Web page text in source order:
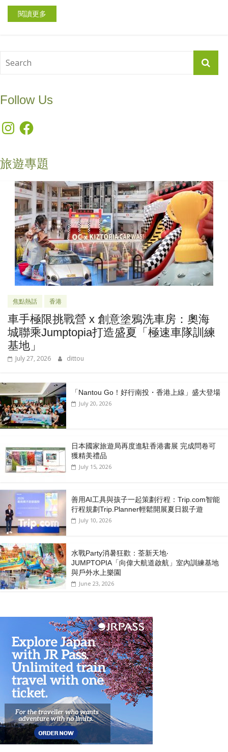
閱讀更多
Follow Us
InstagramFacebook
旅遊專題
焦點熱話 香港
車手極限挑戰營 x 創意塗鴉洗車房：奧海
城聯乘Jumptopia打造盛夏「極速車隊訓練
基地」
July 27, 2026 dittou
「Nantou Go！好行南投・香港上線」盛大登場
July 20, 2026
日本國家旅遊局再度進駐香港書展 完成問卷可
獲精美禮品
July 15, 2026
善用AI工具與孩子一起策劃行程：Trip.com智能
行程規劃Trip.Planner輕鬆開展夏日親子遊
July 10, 2026
水戰Party消暑狂歡：荃新天地‧
JUMPTOPIA「向偉大航道啟航」室內訓練基地
與戶外水上樂園
June 23, 2026